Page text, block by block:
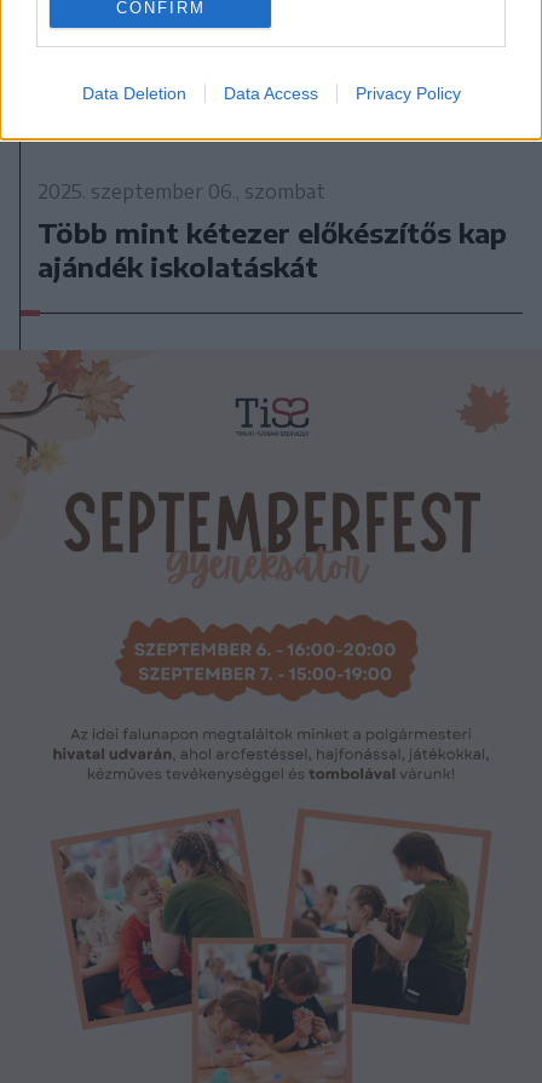
CONFIRM
Data Deletion Data Access Privacy Policy
2025. szeptember 06., szombat
2025. szeptember 06., szombat
Több mint kétezer előkészítős kap
ajándék iskolatáskát